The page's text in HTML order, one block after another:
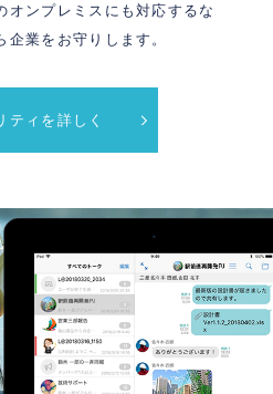
オンプレミスにも対応するな
企業をお守りします。
ティを詳しく